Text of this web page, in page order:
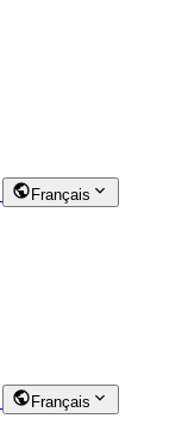
Français
Français